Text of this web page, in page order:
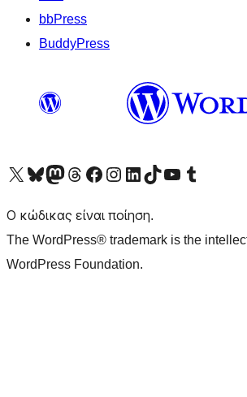
bbPress
BuddyPress
Visit our X (formerly Twitter) account
Visit our Bluesky account
Επισκεφθείτε τον λογαριασμό μας στο Mastodon
Visit our Threads account
Επισκεφτείτε τη σελίδα μας στο Facebook
Επισκεφθείτε τον λογαριασμό μας Instagram
Επισκεφθείτε τον λογαριασμό μας LinkedIn
Visit our TikTok account
Visit our YouTube channel
Visit our Tumblr account
Ο κώδικας είναι ποίηση.
The WordPress® trademark is the
WordPress Foundation.